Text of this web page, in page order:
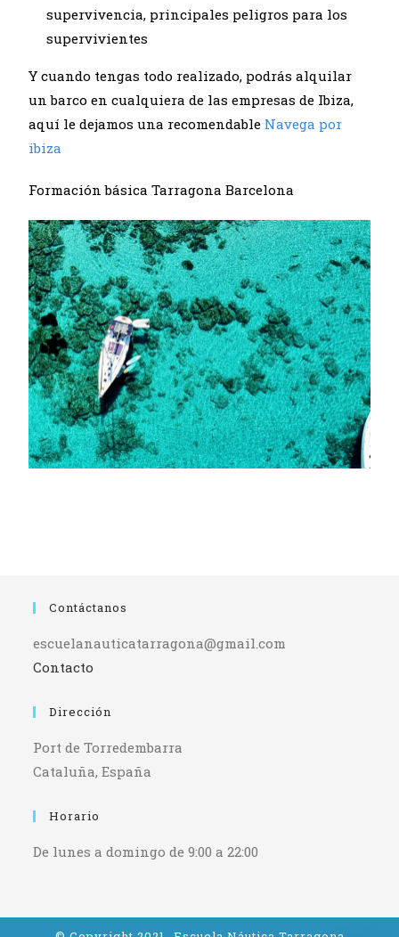
supervivencia, principales peligros para los
supervivientes
Y cuando tengas todo realizado, podrás alquilar
un barco en cualquiera de las empresas de Ibiza,
aquí le dejamos una recomendable Navega por
ibiza
Formación básica Tarragona Barcelona
Contáctanos
escuelanauticatarragona@gmail.com
Contacto
Dirección
Port de Torredembarra
Cataluña, España
Horario
De lunes a domingo de 9:00 a 22:00